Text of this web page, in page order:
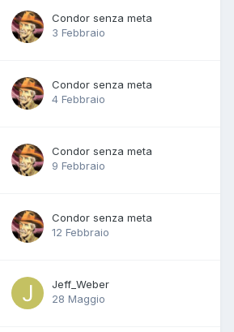
Condor senza meta
3 Febbraio
Condor senza meta
4 Febbraio
Condor senza meta
9 Febbraio
Condor senza meta
12 Febbraio
Jeff_Weber
28 Maggio